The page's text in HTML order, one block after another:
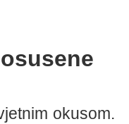
okusom.